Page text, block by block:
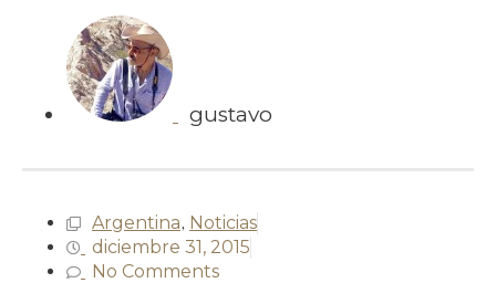
gustavo
Argentina, Noticias
diciembre 31, 2015
No Comments